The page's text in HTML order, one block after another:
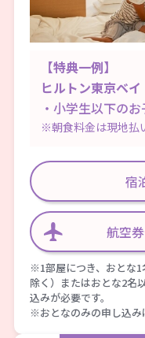
【特典一例】
ヒルトン東京ベイ
・小学生以下の
※朝食料金は現地払
宿
航空
※1部屋につき、おとな
除く）またはおとな2名
込みが必要です。
※おとなのみの申し込み